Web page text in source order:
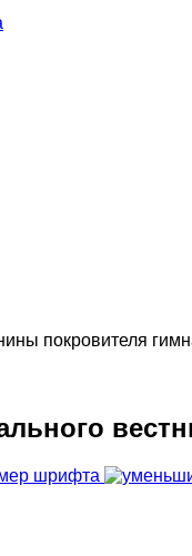
покровителя
шрифта